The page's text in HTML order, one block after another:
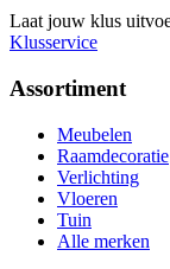
Laat jouw klus
Klusservice
Assortiment
Meubelen
Raamdecoratie
Verlichting
Vloeren
Tuin
Alle merken